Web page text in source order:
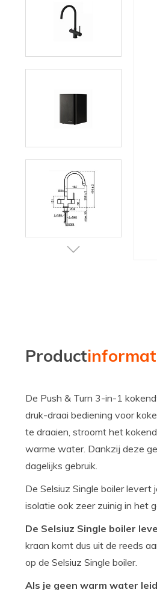
Afvalemmers
Onderdelen
Badkamer
Badkamerkranen
Wastafels
$$$ ACTIES $$$
Product
De Push & Turn 3-in-1
druk-draai bediening voor
te draaien, stroomt het
warme water. Dankzij deze
dagelijks gebruik.
De Selsiuz Single boiler
isolatie ook zeer zuinig in het
De Selsiuz Single boiler
kraan komt dus uit de reeds
op de Selsiuz Single boiler.
Als je geen warm water